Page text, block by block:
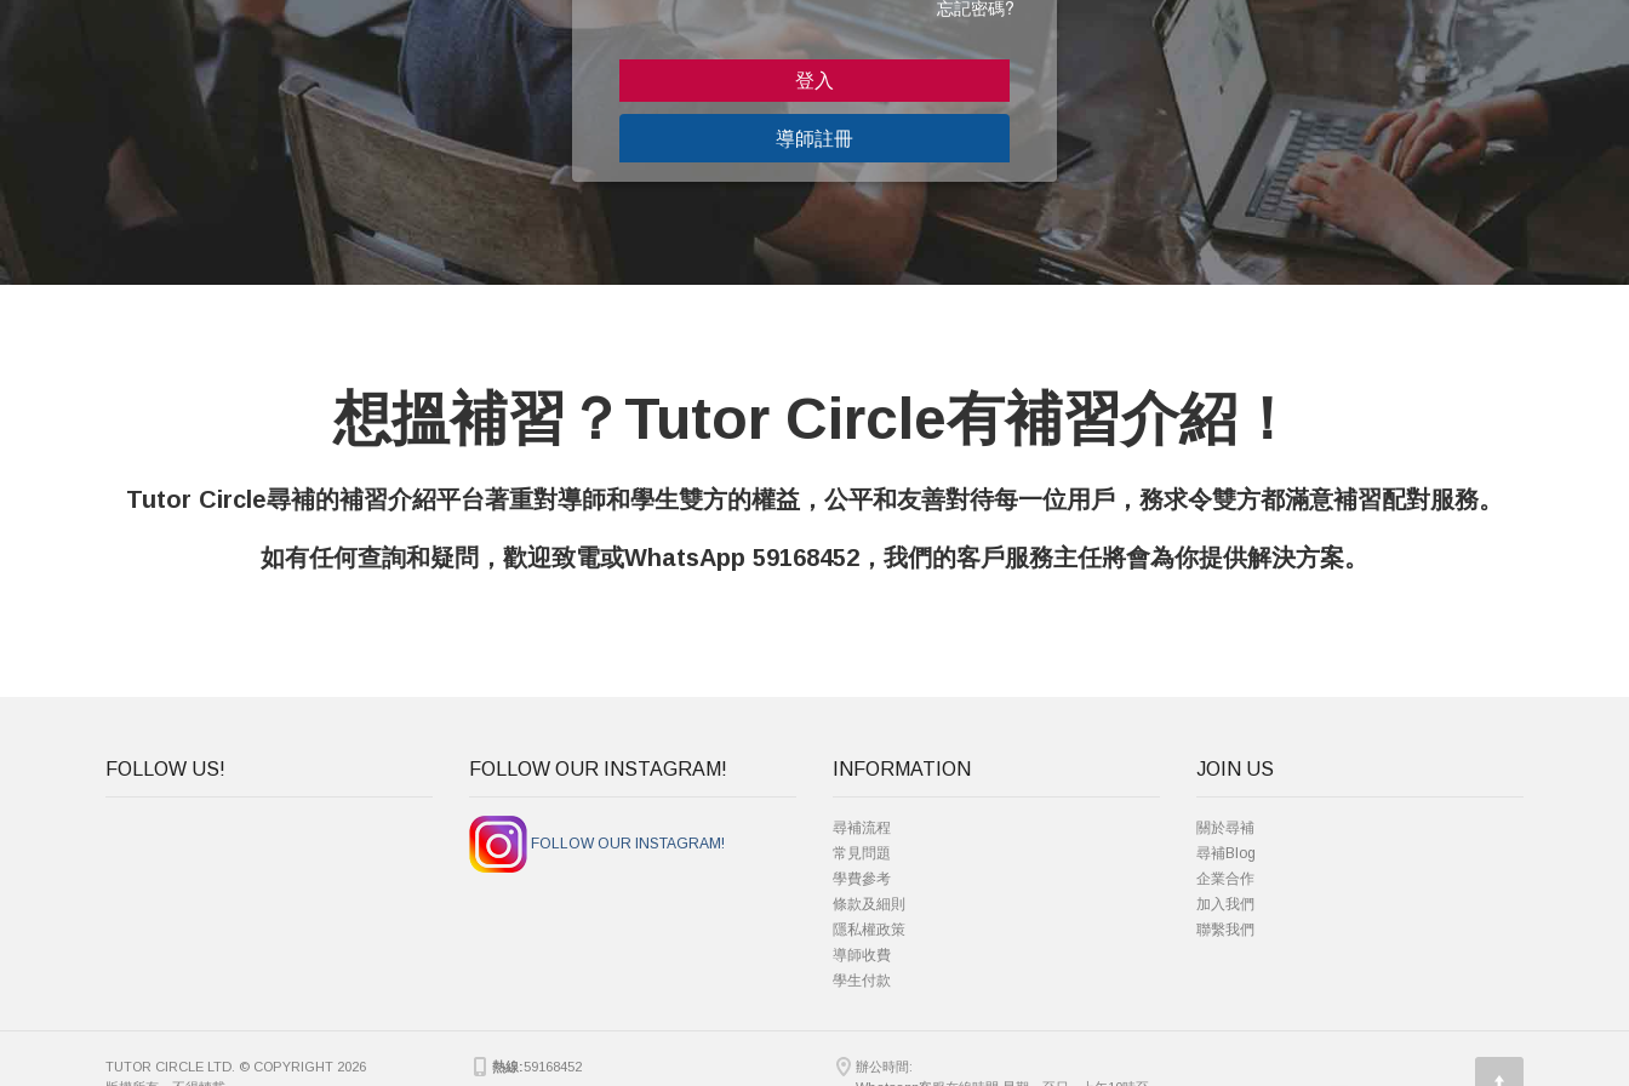
忘記密碼?
導師註冊
想搵補習？Tutor Circle有補習介紹！
Tutor Circle尋補的補習介紹平台著重對導師和學生雙方的權益，公平和友善對待每一位用戶，務求令雙方都滿意補習配對服務。
如有任何查詢和疑問，歡迎致電或WhatsApp 59168452，我們的客戶服務主任將會為你提供解決方案。
FOLLOW US! FOLLOW OUR INSTAGRAM!
FOLLOW OUR INSTAGRAM!
INFORMATION
尋補流程
常見問題
學費參考
條款及細則
隱私權政策
導師收費
學生付款
JOIN US
關於尋補
尋補Blog
企業合作
加入我們
聯繫我們
TUTOR CIRCLE LTD. © COPYRIGHT 2026
熱線:59168452
辦公時間: